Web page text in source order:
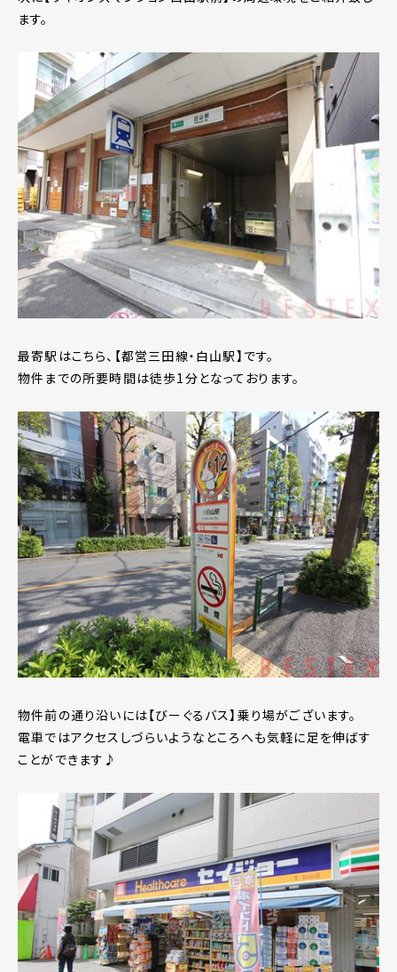
ます。
最寄駅はこちら、【都営三田線・白山駅】です。
物件までの所要時間は徒歩1分となっております。
物件前の通り沿いには【びーぐるバス】乗り場がございます。
電車ではアクセスしづらいようなところへも気軽に足を伸ばす
ことができます♪